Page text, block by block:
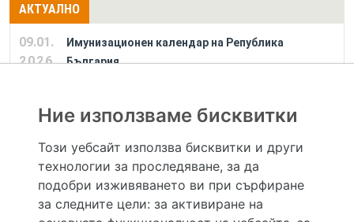
АКТУАЛНО
09.01.
2026
Имунизационен календар на Република
България
Hapche.bg НЕ е медицински, зравен или сроден специалист и НЕ дава медицински
консултации и здравни съвети. Hapche.bg НЕ се явява медицинска услуга и НЕ
осигурява диагноза и лечение. Hapche.bg НЕ препоръчва медицински и други здравни и
сродни специалисти и заведения. Hapche.bg НЕ търгува с лекарствени продукти и
хранителни добавки. Информацията, публикувана в Hapche.bg, е предназначена да служи
Ние използваме бисквитки
Този уебсайт използва бисквитки и други
технологии за проследяване, за да
подобри изживяването ви при сърфиране
за следните цели: за активиране на